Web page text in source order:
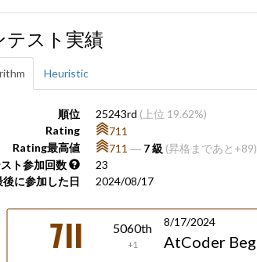
テスト実績
Heuristic
順位 25243rd (上位 19.62%)
Rating
711
Rating最高値
711 ― 7 級 (昇格まであと+89)
ト参加回数
23
後に参加した日
2024/08/17